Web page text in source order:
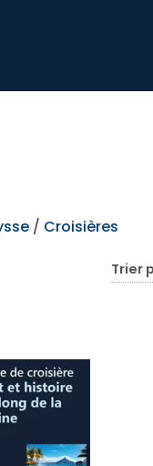
/ Croisières
Trier